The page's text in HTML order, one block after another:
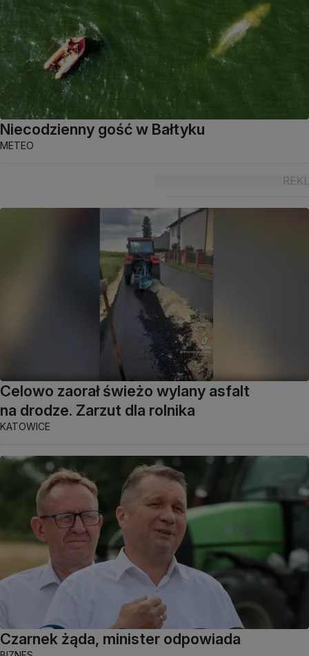
Niecodzienny gość w Bałtyku
METEO
Celowo zaorał świeżo wylany asfalt
na drodze. Zarzut dla rolnika
KATOWICE
Czarnek żąda, minister odpowiada